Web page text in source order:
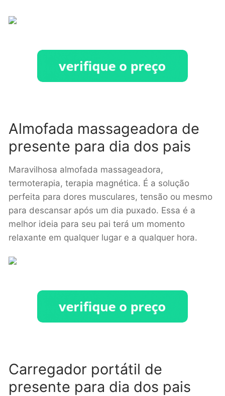
Almofada massageadora de
presente para dia dos pais
Maravilhosa almofada massageadora,
termoterapia, terapia magnética. É a solução
perfeita para dores musculares, tensão ou mesmo
para descansar após um dia puxado. Essa é a
melhor ideia para seu pai terá um momento
relaxante em qualquer lugar e a qualquer hora.
Carregador portátil de
presente para dia dos pais